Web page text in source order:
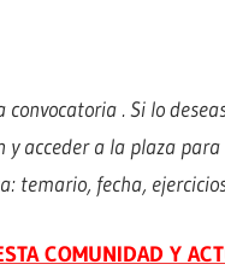
. Si lo
y acceder a la plaza
temario, fecha,
COMUNIDAD Y